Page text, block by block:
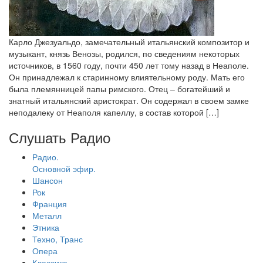
Карло Джезуальдо, замечательный итальянский композитор и
музыкант, князь Венозы, родился, по сведениям некоторых
источников, в 1560 году, почти 450 лет тому назад в Неаполе.
Он принадлежал к старинному влиятельному роду. Мать его
была племянницей папы римского. Отец – богатейший и
знатный итальянский аристократ. Он содержал в своем замке
неподалеку от Неаполя капеллу, в состав которой […]
Слушать Радио
Радио.
Основной эфир.
Шансон
Рок
Франция
Металл
Этника
Техно, Транс
Опера